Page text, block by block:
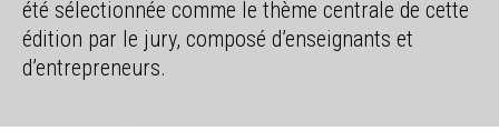
été sélectionnée comme le thème centrale de cette
édition par le jury, composé d’enseignants et
d’entrepreneurs.